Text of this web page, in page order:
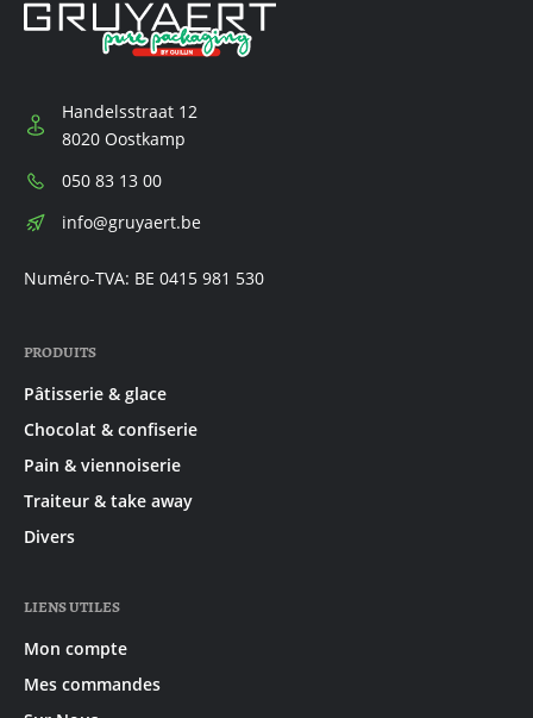
Handelsstraat 12
8020 Oostkamp
Téléphone:
050 83 13 00
E-
info@gruyaert.be
Numéro-TVA: BE 0415 981 530
PRODUITS
Pâtisserie & glace
Chocolat & confiserie
Pain & viennoiserie
Traiteur & take away
Divers
LIENS UTILES
Mon compte
Mes commandes